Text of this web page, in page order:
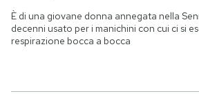
È di una giovane donna annegata nella
decenni usato per i manichini con cui ci si
respirazione bocca a bocca